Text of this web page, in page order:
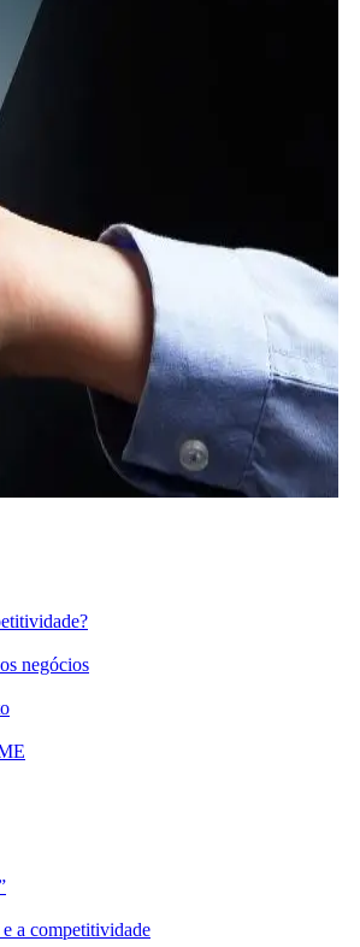
negócios
a competitividade